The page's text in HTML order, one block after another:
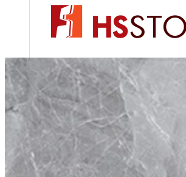
CÔNG TY CỔ PHẦN HSSTONE